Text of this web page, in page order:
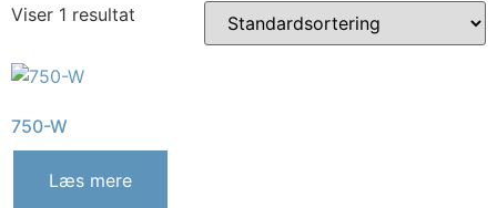
Viser 1 resultat
750-W
Læs mere